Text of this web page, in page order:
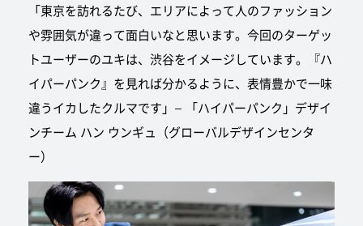
「東京を訪れるたび、エリアによって人のファッション
や雰囲気が違って面白いなと思います。今回のターゲッ
トユーザーのユキは、渋谷をイメージしています。『ハ
イパーパンク』を見れば分かるように、表情豊かで一味
違うイカしたクルマです」– 「ハイパーパンク」デザイ
ンチーム ハン ウンギュ（グローバルデザインセンタ
ー）